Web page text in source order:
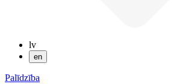
lv
en
Palīdzība